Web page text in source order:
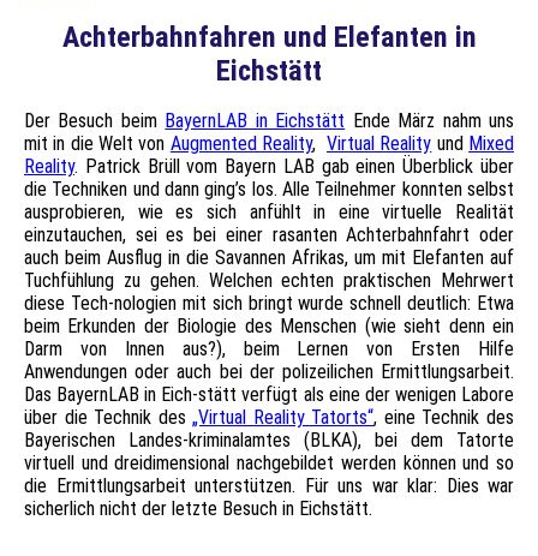
Achterbahnfahren und Elefanten in
Eichstätt
Der Besuch beim BayernLAB in Eichstätt Ende März nahm uns
mit in die Welt von Augmented Reality, Virtual Reality und Mixed
Reality. Patrick Brüll vom Bayern LAB gab einen Überblick über
die Techniken und dann ging’s los. Alle Teilnehmer konnten selbst
ausprobieren, wie es sich anfühlt in eine virtuelle Realität
einzutauchen, sei es bei einer rasanten Achterbahnfahrt oder
auch beim Ausflug in die Savannen Afrikas, um mit Elefanten auf
Tuchfühlung zu gehen. Welchen echten praktischen Mehrwert
diese Tech-nologien mit sich bringt wurde schnell deutlich: Etwa
beim Erkunden der Biologie des Menschen (wie sieht denn ein
Darm von Innen aus?), beim Lernen von Ersten Hilfe
Anwendungen oder auch bei der polizeilichen Ermittlungsarbeit.
Das BayernLAB in Eich-stätt verfügt als eine der wenigen Labore
über die Technik des„Virtual Reality Tatorts“, eine Technik des
Bayerischen Landes-kriminalamtes (BLKA), bei dem Tatorte
virtuell und dreidimensional nachgebildet werden können und so
die Ermittlungsarbeit unterstützen. Für uns war klar: Dies war
sicherlich nicht der letzte Besuch in Eichstätt.